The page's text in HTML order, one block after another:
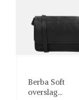
Berba Soft
overslag...